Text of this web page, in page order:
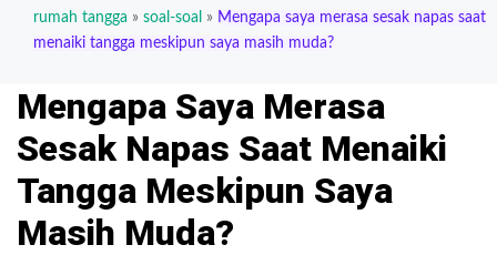
rumah tangga » soal-soal » Mengapa saya merasa sesak napas saat
menaiki tangga meskipun saya masih muda?
Mengapa Saya Merasa
Sesak Napas Saat Menaiki
Tangga Meskipun Saya
Masih Muda?